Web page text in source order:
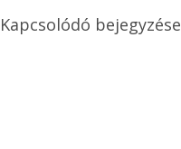
Kapcsolódó